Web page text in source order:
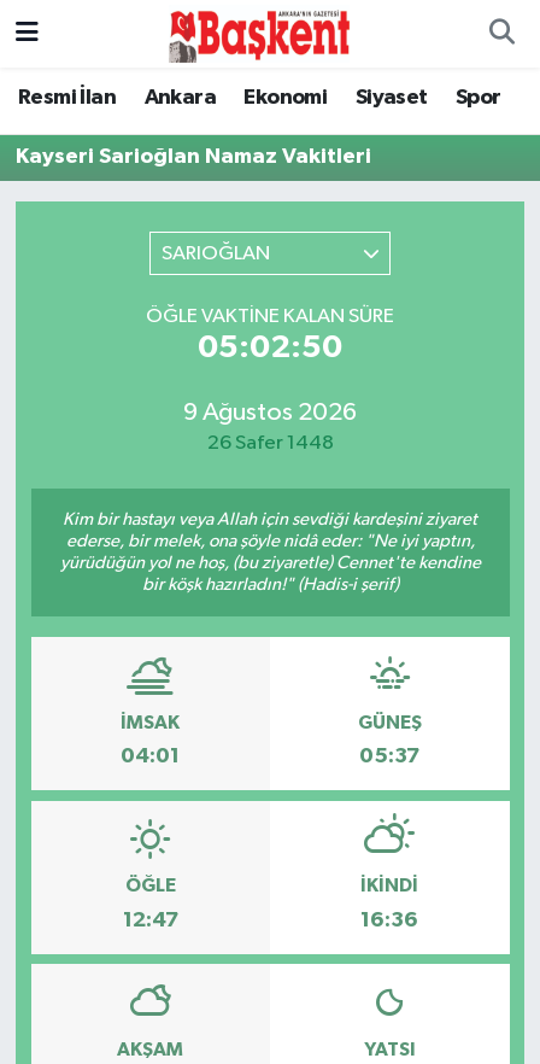
Resmi İlan Ankara Ekonomi Siyaset Spor
Kayseri Sarioğlan Namaz Vakitleri
SARIOĞLAN
ÖĞLE VAKTINE KALAN SÜRE
05:02:50
9 Ağustos 2026
26 Safer 1448
Kim bir hastayı veya Allah için sevdiği kardeşini ziyaret
ederse, bir melek, ona şöyle nidâ eder: "Ne iyi yaptın,
yürüdüğün yol ne hoş, (bu ziyaretle) Cennet'te kendine
bir köşk hazırladın!" (Hadis-i şerif)
İMSAK
04:01
GÜNEŞ
05:37
ÖĞLE
12:47
İKINDI
16:36
AKŞAM YATSI
Ankara
Asayiş
Gündem
Güvenlik
Özel Haber
Resmi İlan
Sağlık
Siyaset
Ankara Nöbetçi Eczaneler
Ankara Hava Durumu
Ankara Trafik Yoğunluk Haritası
Süper Lig Puan Durumu ve Fikstür
Tüm Manşetler
Haber Arşivi